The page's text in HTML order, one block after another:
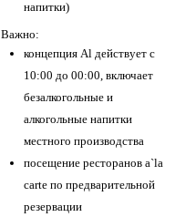
напитки)
Важно:
концепция Al действует с
10:00 до 00:00, включает
безалкогольные и
алкогольные напитки
местного производства
посещение ресторанов a`la
carte по предварительной
резервации